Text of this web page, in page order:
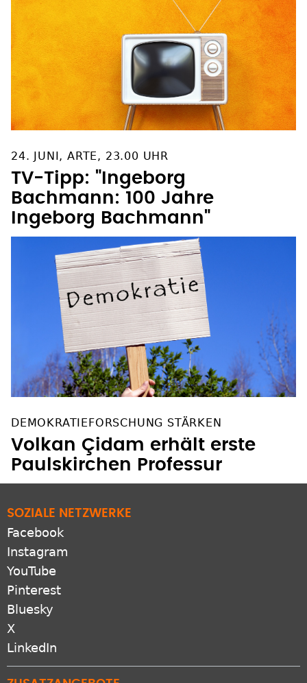
24. JUNI, ARTE, 23.00 UHR
TV-Tipp: "Ingeborg
Bachmann: 100 Jahre
Ingeborg Bachmann"
DEMOKRATIEFORSCHUNG STÄRKEN
Volkan Çidam erhält erste
Paulskirchen Professur
SOZIALE NETZWERKE
Facebook
Instagram
YouTube
Pinterest
Bluesky
X
LinkedIn